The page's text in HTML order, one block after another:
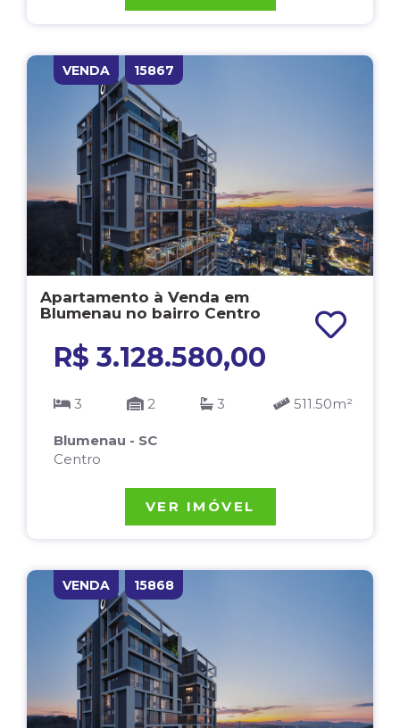
VENDA 15867
Apartamento à Venda em
Blumenau no bairro Centro
R$ 3.128.580,00
3 2 3 511.50m²
Blumenau - SC
Centro
VER IMÓVEL
VENDA 15868